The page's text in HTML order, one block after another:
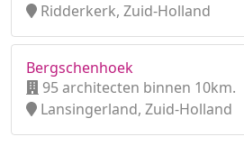
Ridderkerk, Zuid-Holland
Bergschenhoek
95 architecten binnen 10km.
Lansingerland, Zuid-Holland